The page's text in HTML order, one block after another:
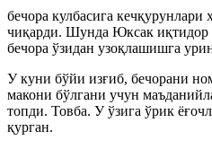
бечора кулбасига кечқурунлари
чиқарди. Шунда Юксак иқтидор
бечора ўзидан узоқлашишга
У куни бўйи изғиб, бечорани
макони бўлгани учун
топди. Товба. У ўзига ўрик
қурган.